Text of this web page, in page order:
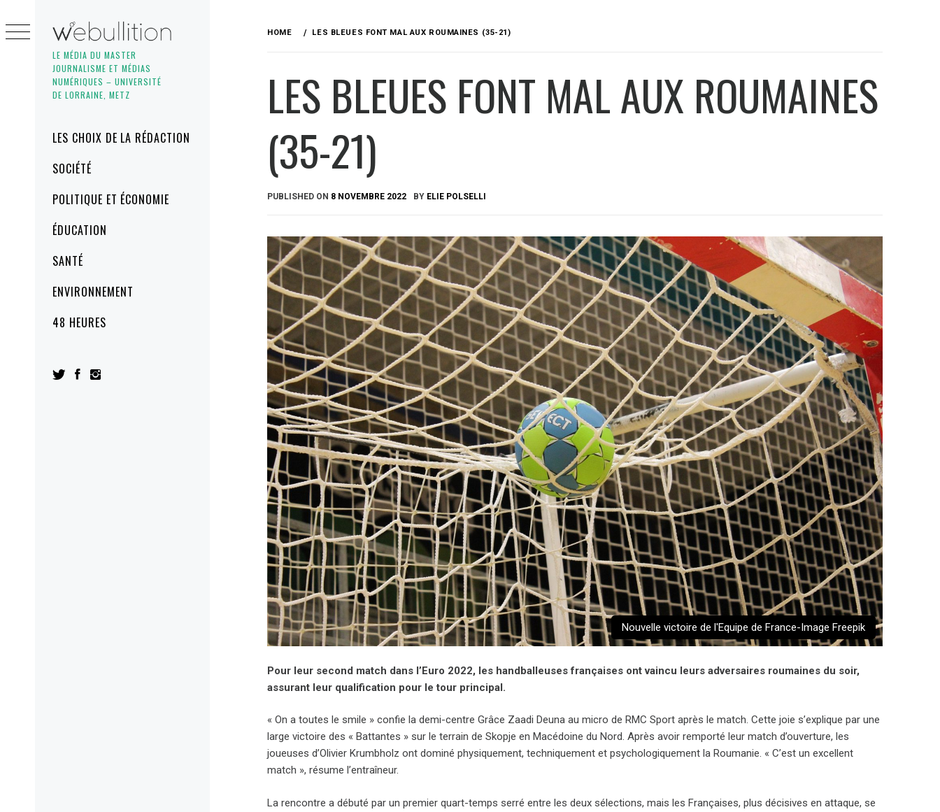
LE MÉDIA DU MASTER
JOURNALISME ET MÉDIAS
NUMÉRIQUES – UNIVERSITÉ
DE LORRAINE, METZ
MenuLES CHOIX DE LA RÉDACTION
SOCIÉTÉ
POLITIQUE ET ÉCONOMIE
ÉDUCATION
SANTÉ
ENVIRONNEMENT
48 HEURES
to
content
HOME LES BLEUES FONT MAL AUX ROUMAINES (35-21)
LES BLEUES FONT MAL AUX ROUMAINES
(35-21)
PUBLISHED ON 8 NOVEMBRE 2022 BY ELIE POLSELLI
Nouvelle victoire de l'Equipe de France-Image Freepik
Pour leur second match dans l’Euro 2022, les handballeuses françaises ont vaincu leurs adversaires roumaines du soir,
assurant leur qualification pour le tour principal.
« On a toutes le smile » confie la demi-centre Grâce Zaadi Deuna au micro de RMC Sport après le match. Cette joie s’explique par une
large victoire des « Battantes » sur le terrain de Skopje en Macédoine du Nord. Après avoir remporté leur match d’ouverture, les
joueuses d’Olivier Krumbholz ont dominé physiquement, techniquement et psychologiquement la Roumanie. « C’est un excellent
match », résume l’entraîneur.
La rencontre a débuté par un premier quart-temps serré entre les deux sélections, mais les Françaises, plus décisives en attaque, se